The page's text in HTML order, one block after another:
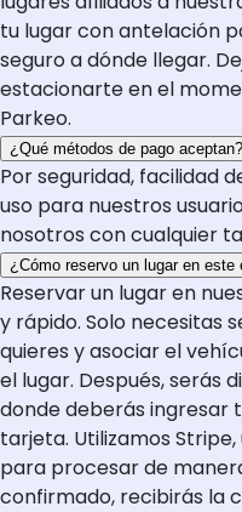
tu lugar con antelación
seguro a dónde llegar.
estacionarte en el
Parkeo.
¿Qué métodos de pago aceptan?
Por seguridad, facilidad
uso para nuestros
nosotros con cualquier
¿Cómo reservo un lugar en este
Reservar un lugar en
y rápido. Solo necesitas
quieres y asociar el
el lugar. Después, serás
donde deberás ingresar
tarjeta. Utilizamos
para procesar de
confirmado, recibirás la